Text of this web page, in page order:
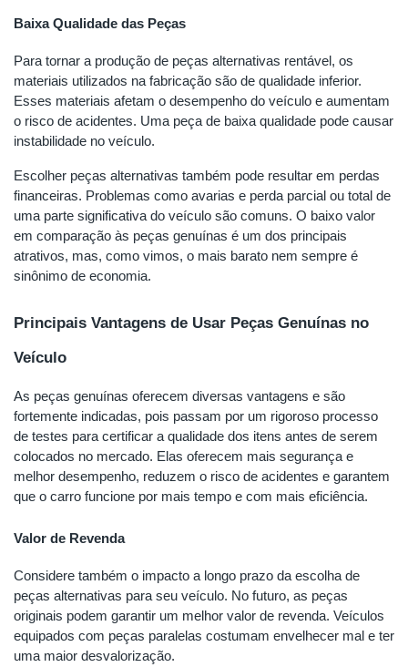
Baixa Qualidade das Peças
Para tornar a produção de peças alternativas rentável, os
materiais utilizados na fabricação são de qualidade inferior.
Esses materiais afetam o desempenho do veículo e aumentam
o risco de acidentes. Uma peça de baixa qualidade pode causar
instabilidade no veículo.
Escolher peças alternativas também pode resultar em perdas
financeiras. Problemas como avarias e perda parcial ou total de
uma parte significativa do veículo são comuns. O baixo valor
em comparação às peças genuínas é um dos principais
atrativos, mas, como vimos, o mais barato nem sempre é
sinônimo de economia.
Principais Vantagens de Usar Peças Genuínas no
Veículo
As peças genuínas oferecem diversas vantagens e são
fortemente indicadas, pois passam por um rigoroso processo
de testes para certificar a qualidade dos itens antes de serem
colocados no mercado. Elas oferecem mais segurança e
melhor desempenho, reduzem o risco de acidentes e garantem
que o carro funcione por mais tempo e com mais eficiência.
Valor de Revenda
Considere também o impacto a longo prazo da escolha de
peças alternativas para seu veículo. No futuro, as peças
originais podem garantir um melhor valor de revenda. Veículos
equipados com peças paralelas costumam envelhecer mal e ter
uma maior desvalorização.